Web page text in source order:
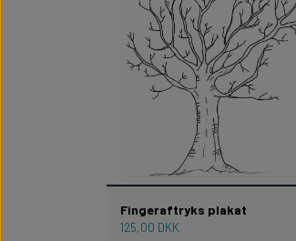
Fingeraftryks plakat
125,00 DKK